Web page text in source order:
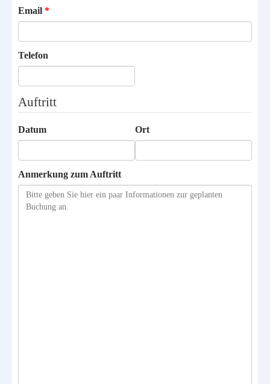
Email
Telefon
Auftritt
Datum Ort
Anmerkung zum Auftritt